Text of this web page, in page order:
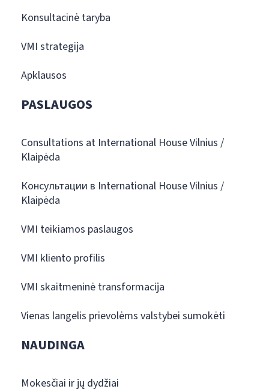
Konsultacinė taryba
VMI strategija
Apklausos
PASLAUGOS
Consultations at International House Vilnius /
Klaipėda
Консультации в International House Vilnius /
Klaipėda
VMI teikiamos paslaugos
VMI kliento profilis
VMI skaitmeninė transformacija
Vienas langelis prievolėms valstybei sumokėti
NAUDINGA
Mokesčiai ir jų dydžiai